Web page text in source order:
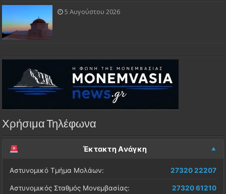
5 Αυγούστου 2026
Χρήσιμα Τηλέφωνα
Έκτακτη Ανάγκη
Αστυνομικό Τμήμα Μολάων: 27320 22207
Αστυνομικός Σταθμός Μονεμβασίας: 27320 61210